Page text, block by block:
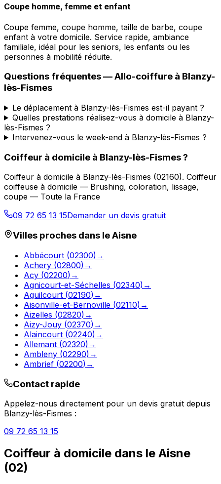
Coupe homme, femme et enfant
Coupe femme, coupe homme, taille de barbe, coupe
enfant à votre domicile. Service rapide, ambiance
familiale, idéal pour les seniors, les enfants ou les
personnes à mobilité réduite.
Questions fréquentes —Allo-coiffure à Blanzy-
lès-Fismes
Le déplacement à Blanzy-lès-Fismes est-il payant ?
Quelles prestations réalisez-vous à domicile à Blanzy-
lès-Fismes ?
Intervenez-vous le week-end à Blanzy-lès-Fismes ?
Coiffeur à domicile à Blanzy-lès-Fismes?
Coiffeur à domicile à Blanzy-lès-Fismes (02160). Coiffeur
coiffeuse à domicile — Brushing, coloration, lissage,
coupe — Toute la France
09 72 65 13 15Demander un devis gratuit
Villes proches dans leAisne
Abbécourt (02300) →
Achery (02800) →
Acy (02200) →
Agnicourt-et-Séchelles (02340) →
Aguilcourt (02190) →
Aisonville-et-Bernoville (02110) →
Aizelles (02820) →
Aizy-Jouy (02370) →
Alaincourt (02240) →
Allemant (02320) →
Ambleny (02290) →
Ambrief (02200) →
Contact rapide
Appelez-nous directement pour un devis gratuit depuis
Blanzy-lès-Fismes :
09 72 65 13 15
Coiffeur à domicile dans le Aisne
(02)